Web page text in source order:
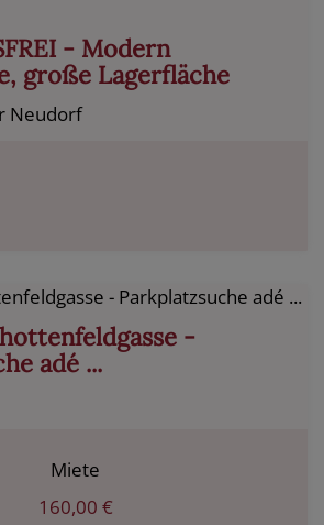
- Modern
große Lagerfläche
Neudorf
-
adé ...
Miete
160,00 €